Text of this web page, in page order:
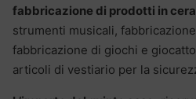
fabbricazione di prodotti in
strumenti musicali,
fabbricazione di giochi e
articoli di vestiario per la